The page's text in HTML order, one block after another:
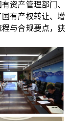
资产管理部门、
有产权转让、增
与合规要点，获